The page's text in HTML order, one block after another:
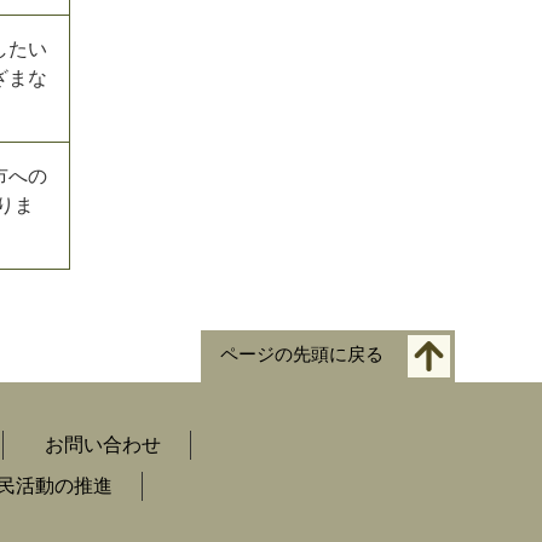
たい
まな
への
ま
ページの先頭に戻る
お問い合わせ
活動の推進